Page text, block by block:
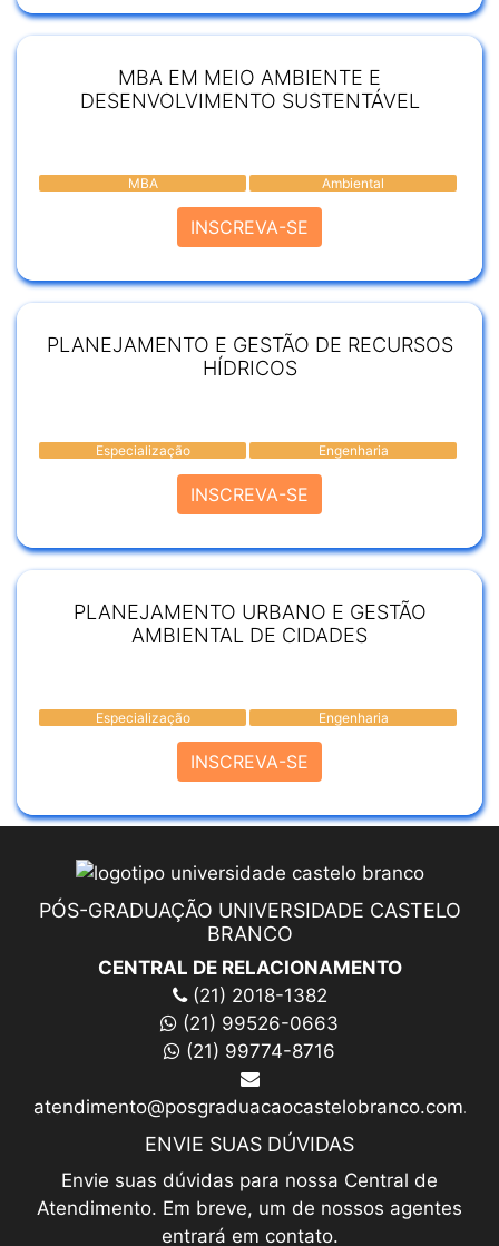
MBA EM MEIO AMBIENTE E
DESENVOLVIMENTO SUSTENTÁVEL
MBA Ambiental
INSCREVA-SE
PLANEJAMENTO E GESTÃO DE RECURSOS
HÍDRICOS
Especialização Engenharia
INSCREVA-SE
PLANEJAMENTO URBANO E GESTÃO
AMBIENTAL DE CIDADES
Especialização Engenharia
INSCREVA-SE
PÓS-GRADUAÇÃO UNIVERSIDADE CASTELO
BRANCO
CENTRAL DE RELACIONAMENTO
(21) 2018-1382
(21) 99526-0663
(21) 99774-8716
atendimento@posgraduacaocastelobranco.com.br
ENVIE SUAS DÚVIDAS
Envie suas dúvidas para nossa Central de
Atendimento. Em breve, um de nossos agentes
entrará em contato.